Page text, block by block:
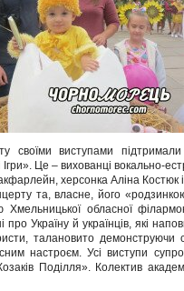
своїми виступами підтримали
Це – вихованці вокально-
херсонка Аліна Костюк
та, власне, його
Хмельницької обласної
про Україну й українців, які
талановито демонструючи
настроєм. Усі виступи
Поділля». Колектив